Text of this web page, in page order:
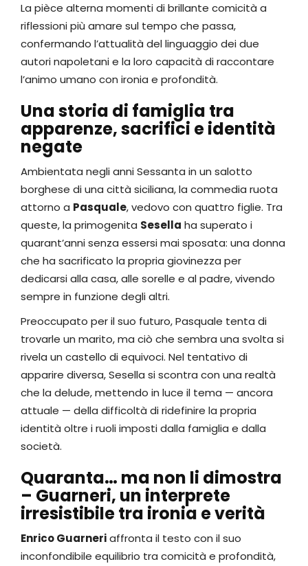
La pièce alterna momenti di brillante comicità a
riflessioni più amare sul tempo che passa,
confermando l’attualità del linguaggio dei due
autori napoletani e la loro capacità di raccontare
l’animo umano con ironia e profondità.
Una storia di famiglia tra
apparenze, sacrifici e identità
negate
Ambientata negli anni Sessanta in un salotto
borghese di una città siciliana, la commedia ruota
attorno a Pasquale, vedovo con quattro figlie. Tra
queste, la primogenita Sesella ha superato i
quarant’anni senza essersi mai sposata: una donna
che ha sacrificato la propria giovinezza per
dedicarsi alla casa, alle sorelle e al padre, vivendo
sempre in funzione degli altri.
Preoccupato per il suo futuro, Pasquale tenta di
trovarle un marito, ma ciò che sembra una svolta si
rivela un castello di equivoci. Nel tentativo di
apparire diversa, Sesella si scontra con una realtà
che la delude, mettendo in luce il tema — ancora
attuale — della difficoltà di ridefinire la propria
identità oltre i ruoli imposti dalla famiglia e dalla
società.
Quaranta… ma non li dimostra
– Guarneri, un interprete
irresistibile tra ironia e verità
Enrico Guarneriaffronta il testo con il suo
inconfondibile equilibrio tra comicità e profondità,